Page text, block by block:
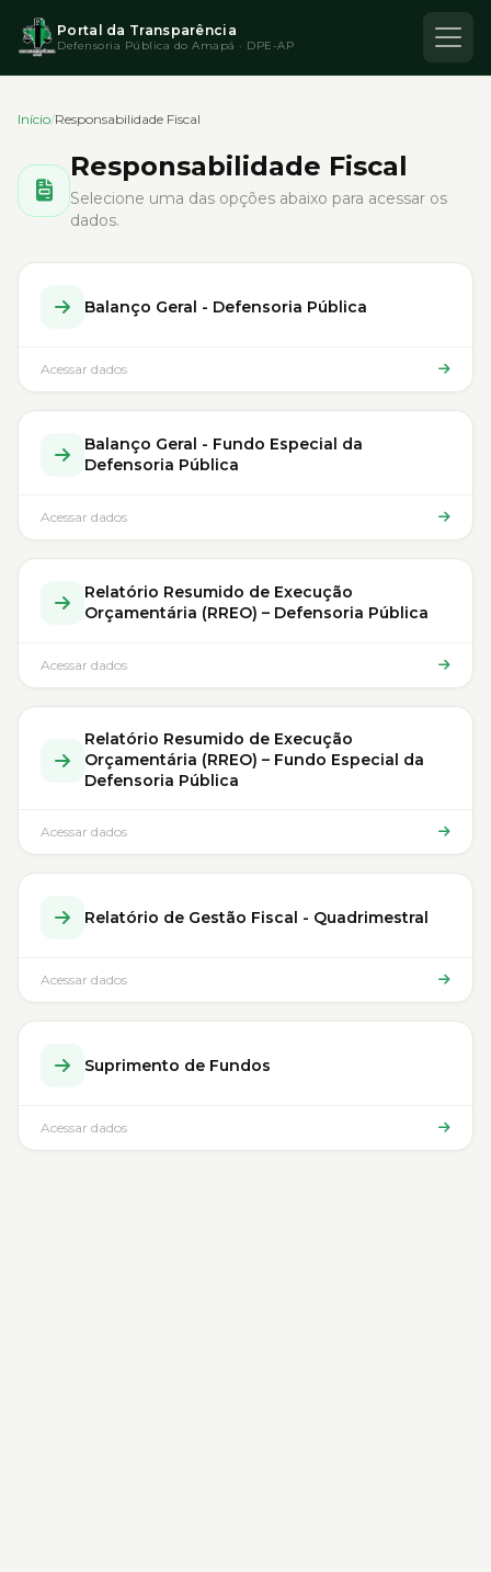
Portal da Transparência
Defensoria Pública do Amapá · DPE-AP
Início/Responsabilidade Fiscal
Responsabilidade Fiscal
Selecione uma das opções abaixo para acessar os
dados.
Balanço Geral - Defensoria Pública
Acessar dados
Balanço Geral - Fundo Especial da
Defensoria Pública
Acessar dados
Relatório Resumido de Execução
Orçamentária (RREO) – Defensoria Pública
Acessar dados
Relatório Resumido de Execução
Orçamentária (RREO) – Fundo Especial da
Defensoria Pública
Acessar dados
Relatório de Gestão Fiscal - Quadrimestral
Acessar dados
Suprimento de Fundos
Acessar dados